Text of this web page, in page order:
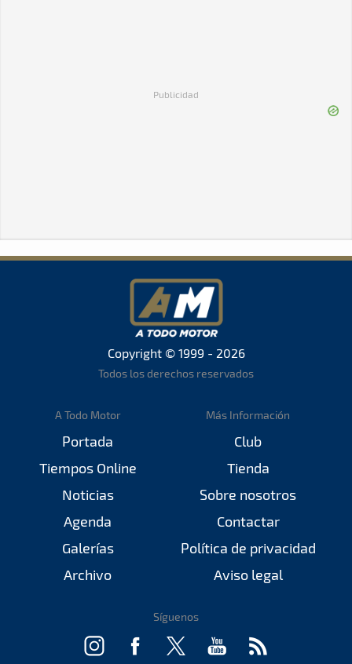
Publicidad
Copyright © 1999 - 2026
Todos los derechos reservados
A Todo Motor
Portada
Tiempos Online
Noticias
Agenda
Galerías
Archivo
Más Información
Club
Tienda
Sobre nosotros
Contactar
Política de privacidad
Aviso legal
Síguenos